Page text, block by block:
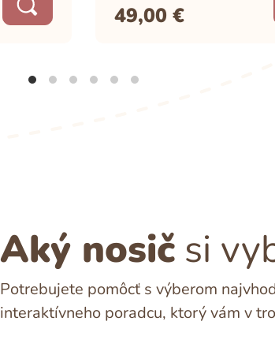
49,00 €
Aký nosič si
Potrebujete pomôcť s výberom
interaktívneho poradcu, ktorý vám v